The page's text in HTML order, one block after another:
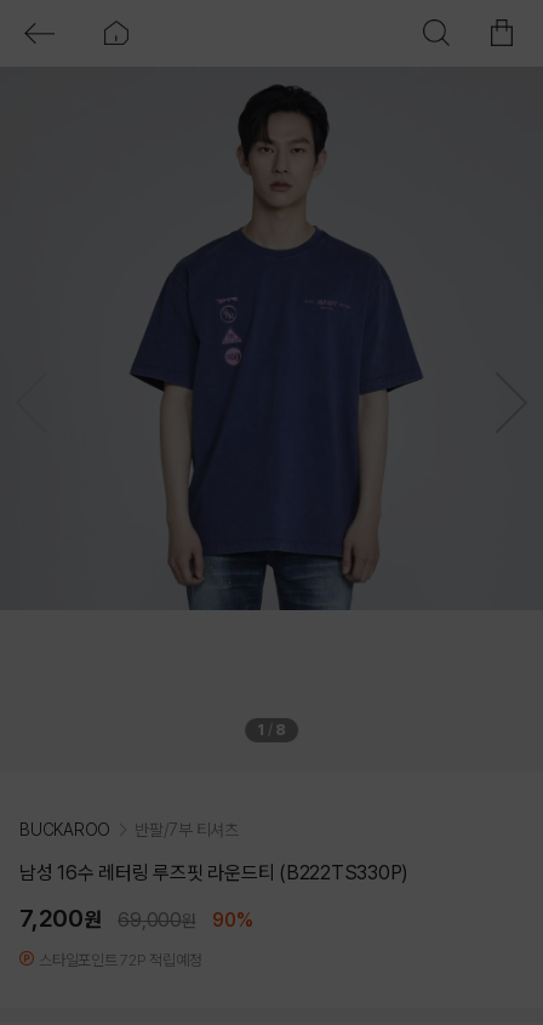
1 / 8
BUCKAROO 반팔/7부 티셔츠
남성 16수 레터링 루즈핏 라운드티 (B222TS330P)
7,200원 69,000원 90%
스타일포인트 72P 적립예정